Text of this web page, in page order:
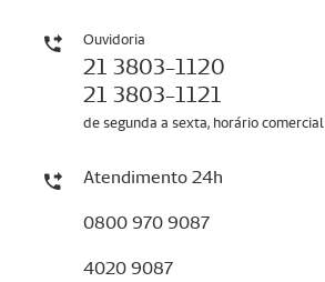
Ouvidoria
21 3803-1120
21 3803-1121
de segunda a sexta, horário comercial
Atendimento 24h
0800 970 9087
4020 9087